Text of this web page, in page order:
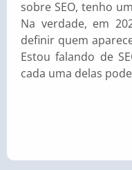
sobre SEO, tenho
Na verdade, em
definir quem
Estou falando de
cada uma delas